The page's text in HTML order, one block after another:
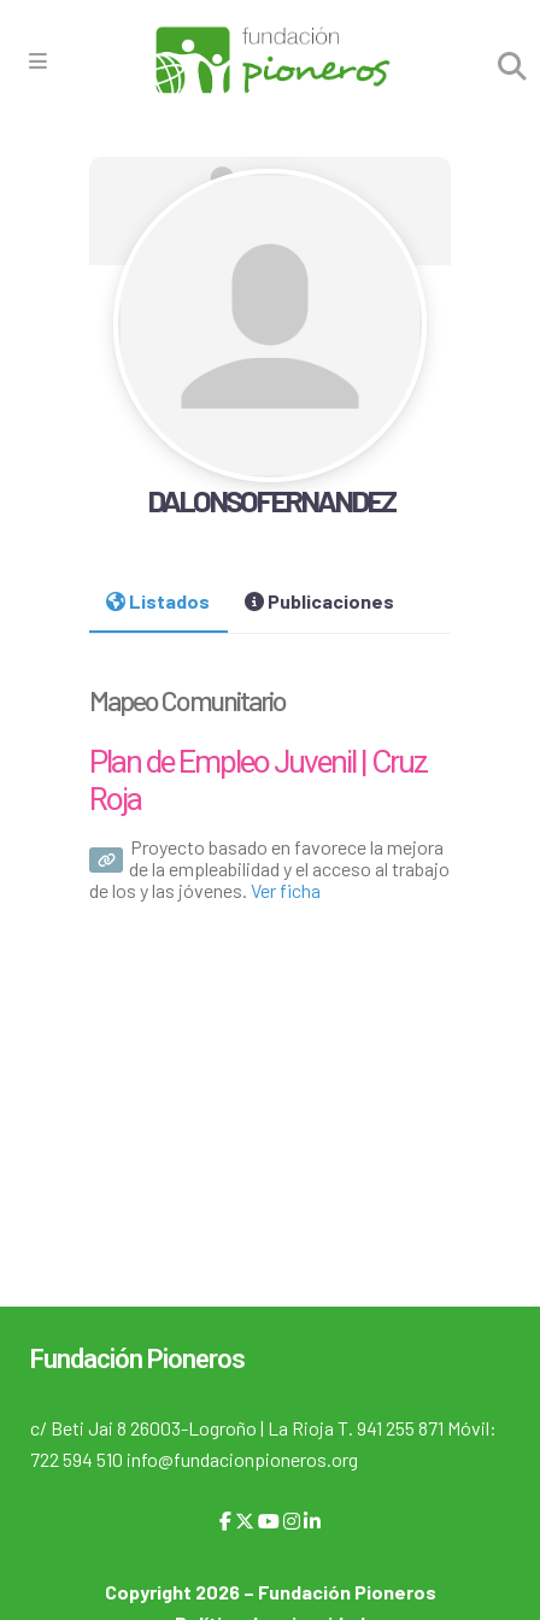
DALONSOFERNANDEZ
Listados Publicaciones
Mapeo Comunitario
Plan de Empleo Juvenil | Cruz
Roja
Proyecto basado en favorece la mejora
de la empleabilidad y el acceso al trabajo
de los y las jóvenes. Ver ficha
Fundación Pioneros
c/ Beti Jai 8 26003-Logroño | La Rioja T. 941 255 871 Móvil:
722 594 510 info@fundacionpioneros.org
Copyright 2026 – Fundación Pioneros